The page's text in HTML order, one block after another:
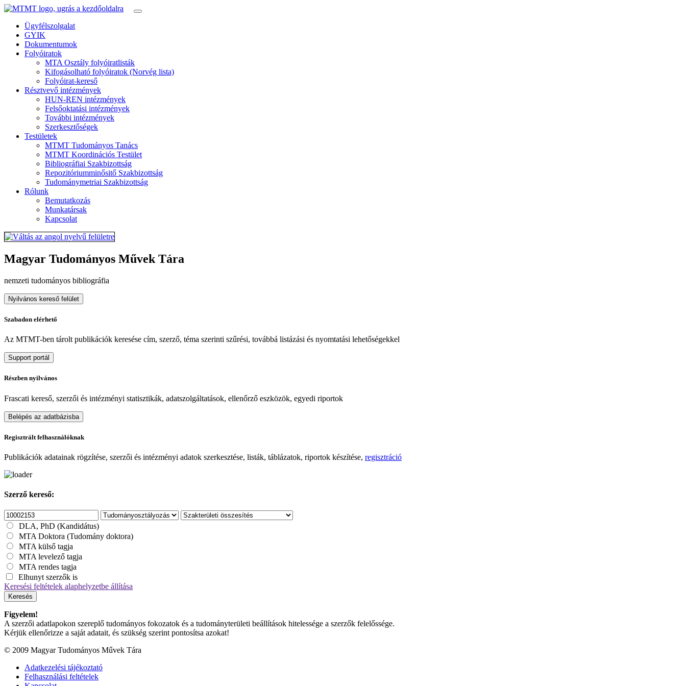
Ügyfélszolgalat
GYIK
Dokumentumok
Folyóiratok
MTA Osztály folyóiratlisták
Kifogásolható folyóiratok (Norvég lista)
Folyóirat-kereső
Résztvevő intézmények
HUN-REN intézmények
Felsőoktatási intézmények
További intézmények
Szerkesztőségek
Testületek
MTMT Tudományos Tanács
MTMT Koordinációs Testület
Bibliográfiai Szakbizottság
Repozitóriumminősitő Szakbizottság
Tudománymetriai Szakbizottság
Rólunk
Bemutatkozás
Munkatársak
Kapcsolat
Magyar Tudományos Művek Tára
nemzeti tudományos bibliográfia
Nyilvános kereső felület
Szabadon elérhető
Az MTMT-ben tárolt publikációk keresése cím, szerző, téma szerinti szűrési, továbbá listázási és nyomtatási lehetőségekkel
Support portál
Részben nyilvános
Frascati kereső, szerzői és intézményi statisztikák, adatszolgáltatások, ellenőrző eszközök, egyedi riportok
Belépés az adatbázisba
Regisztrált felhasználóknak
Publikációk adatainak rögzítése, szerzői és intézményi adatok szerkesztése, listák, táblázatok, riportok készítése, regisztráció
Szerző kereső:
DLA, PhD (Kandidátus)
MTA Doktora (Tudomány doktora)
MTA külső tagja
MTA levelező tagja
MTA rendes tagja
Elhunyt szerzők is
Keresési feltételek alaphelyzetbe állítása
Keresés
Figyelem!
A szerzői adatlapokon szereplő tudományos fokozatok és a tudományterületi beállítások hitelessége a szerzők felelőssége.
Kérjük ellenőrizze a saját adatait, és szükség szerint pontosítsa azokat!
© 2009 Magyar Tudományos Művek Tára
Adatkezelési tájékoztató
Felhasználási feltételek